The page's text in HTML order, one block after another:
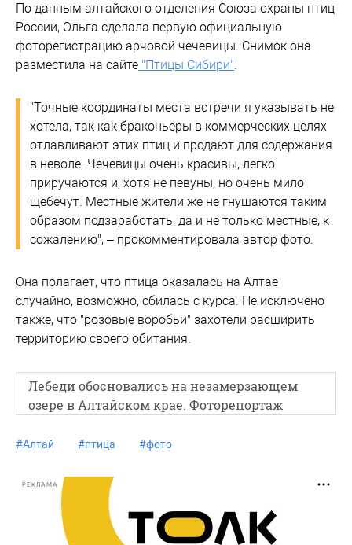
По данным алтайского отделения Союза охраны птиц
России, Ольга сделала первую официальную
фоторегистрацию арчовой чечевицы. Снимок она
разместила на сайте "Птицы Сибири".
"Точные координаты места встречи я указывать не
хотела, так как браконьеры в коммерческих целях
отлавливают этих птиц и продают для содержания
в неволе. Чечевицы очень красивы, легко
приручаются и, хотя не певуны, но очень мило
щебечут. Местные жители же не гнушаются таким
образом подзаработать, да и не только местные, к
сожалению", – прокомментировала автор фото.
Она полагает, что птица оказалась на Алтае
случайно, возможно, сбилась с курса. Не исключено
также, что "розовые воробьи" захотели расширить
территорию своего обитания.
Лебеди обосновались на незамерзающем
озере в Алтайском крае. Фоторепортаж
#Алтай #птица #фото
РЕКЛАМА